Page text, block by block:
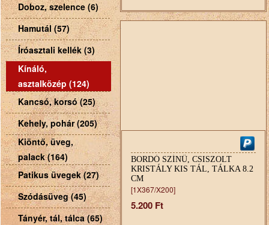
Doboz, szelence (6)
Hamutál (57)
Íróasztali kellék (3)
Kínáló,
asztalközép (124)
Kancsó, korsó (25)
Kehely, pohár (205)
Kiöntő, üveg,
palack (164)
Patikus üvegek (27)
Szódásüveg (45)
Tányér, tál, tálca (65)
BORDÓ SZÍNŰ, CSISZOLT
KRISTÁLY KIS TÁL, TÁLKA 8.2
CM
[1X367/X200]
5.200 Ft